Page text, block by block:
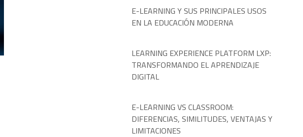
E-LEARNING Y SUS PRINCIPALES USOS
EN LA EDUCACIÓN MODERNA
LEARNING EXPERIENCE PLATFORM LXP:
TRANSFORMANDO EL APRENDIZAJE
DIGITAL
E-LEARNING VS CLASSROOM:
DIFERENCIAS, SIMILITUDES, VENTAJAS Y
LIMITACIONES